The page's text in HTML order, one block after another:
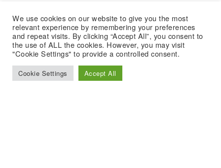
We use cookies on our website to give you the most
relevant experience by remembering your preferences
and repeat visits. By clicking “Accept All”, you consent to
the use of ALL the cookies. However, you may visit
"Cookie Settings" to provide a controlled consent.
Cookie Settings Accept All